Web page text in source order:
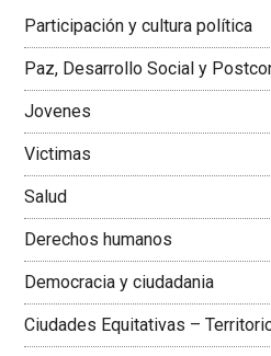
Colombiana
Participación y cultura política
Paz, Desarrollo Social y
Jovenes
Victimas
Salud
Derechos humanos
Democracia y ciudadania
Ciudades Equitativas –